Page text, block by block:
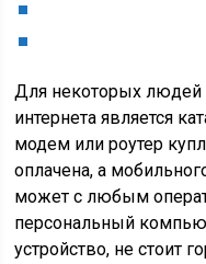
Для некоторых людей
интернета является
модем или роутер
оплачена, а
может с любым
персональный
устройство, не стоит